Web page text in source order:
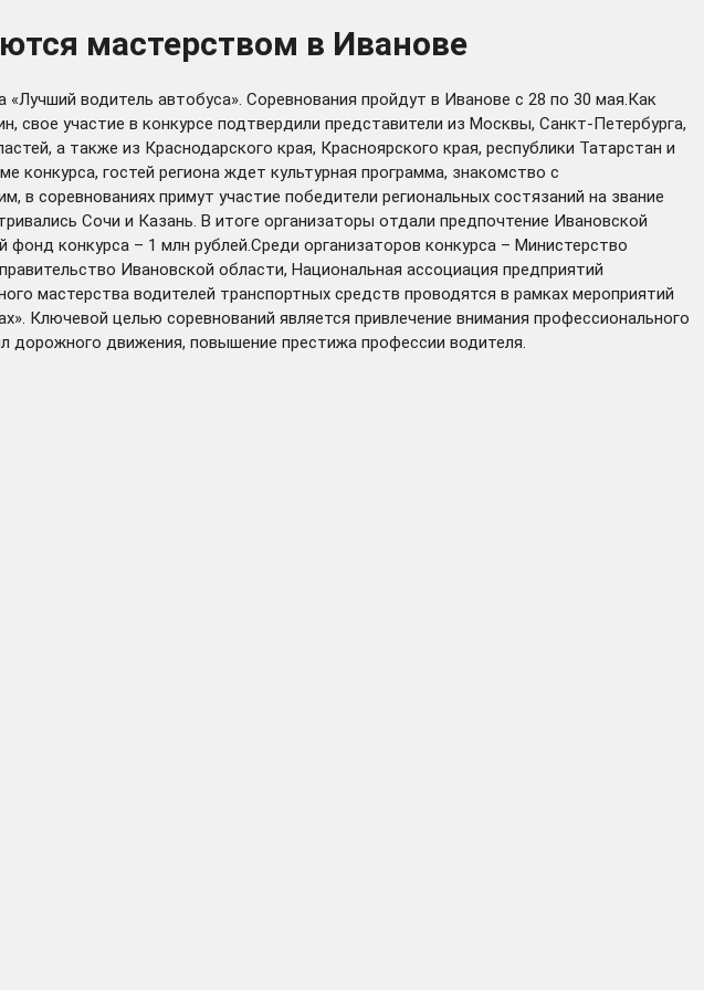
мастерством в Иванове
водитель автобуса». Соревнования пройдут в Иванове с 28 по 30 мая.Как
участие в конкурсе подтвердили представители из Москвы, Санкт-Петербурга,
а также из Краснодарского края, Красноярского края, республики Татарстан и
конкурса, гостей региона ждет культурная программа, знакомство с
соревнованиях примут участие победители региональных состязаний на звание
Сочи и Казань. В итоге организаторы отдали предпочтение Ивановской
конкурса – 1 млн рублей.Среди организаторов конкурса – Министерство
Ивановской области, Национальная ассоциация предприятий
мастерства водителей транспортных средств проводятся в рамках мероприятий
Ключевой целью соревнований является привлечение внимания профессионального
движения, повышение престижа профессии водителя.